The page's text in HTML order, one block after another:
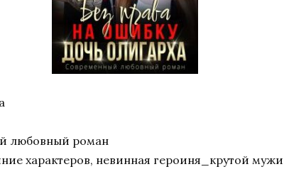
любовный роман
характеров, невинная героиня_крутой